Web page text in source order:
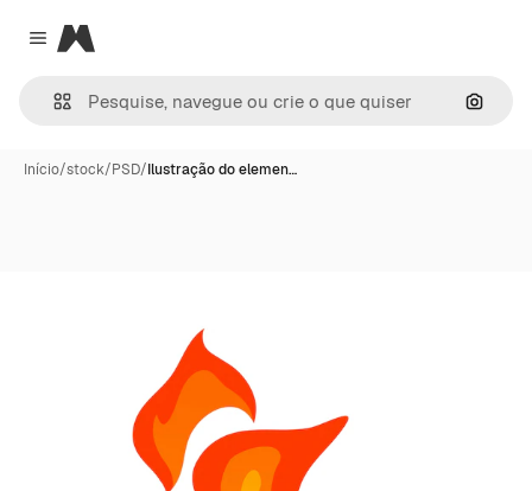
Close menu
Magnific
Início/stock/PSD/Ilustração do elemen…